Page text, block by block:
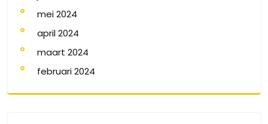
mei 2024
april 2024
maart 2024
februari 2024